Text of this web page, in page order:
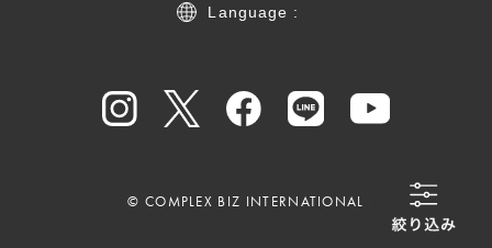
Language :
© COMPLEX BIZ INTERNATIONAL